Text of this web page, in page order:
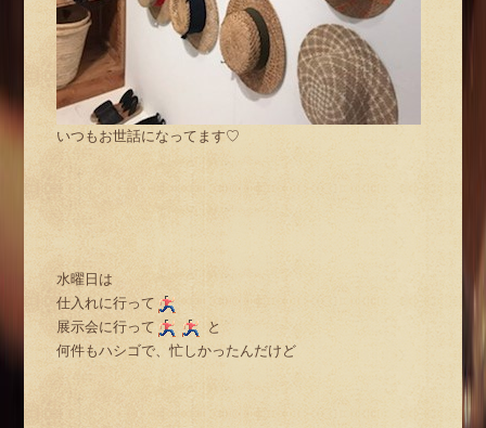
いつもお世話になってます♡
水曜日は
仕入れに行って
展示会に行って
と
何件もハシゴで、忙しかったんだけど